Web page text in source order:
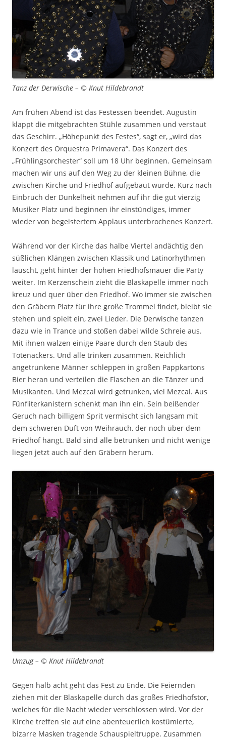
Tanz der Derwische – © Knut Hildebrandt
Am frühen Abend ist das Festessen beendet. Augustin
klappt die mitgebrachten Stühle zusammen und verstaut
das Geschirr. „Höhepunkt des Festes“, sagt er, „wird das
Konzert des Orquestra Primavera“. Das Konzert des
„Frühlingsorchester“ soll um 18 Uhr beginnen. Gemeinsam
machen wir uns auf den Weg zu der kleinen Bühne, die
zwischen Kirche und Friedhof aufgebaut wurde. Kurz nach
Einbruch der Dunkelheit nehmen auf ihr die gut vierzig
Musiker Platz und beginnen ihr einstündiges, immer
wieder von begeistertem Applaus unterbrochenes Konzert.
Während vor der Kirche das halbe Viertel andächtig den
süßlichen Klängen zwischen Klassik und Latinorhythmen
lauscht, geht hinter der hohen Friedhofsmauer die Party
weiter. Im Kerzenschein zieht die Blaskapelle immer noch
kreuz und quer über den Friedhof. Wo immer sie zwischen
den Gräbern Platz für ihre große Trommel findet, bleibt sie
stehen und spielt ein, zwei Lieder. Die Derwische tanzen
dazu wie in Trance und stoßen dabei wilde Schreie aus.
Mit ihnen walzen einige Paare durch den Staub des
Totenackers. Und alle trinken zusammen. Reichlich
angetrunkene Männer schleppen in großen Pappkartons
Bier heran und verteilen die Flaschen an die Tänzer und
Musikanten. Und Mezcal wird getrunken, viel Mezcal. Aus
Fünfliterkanistern schenkt man ihn ein. Sein beißender
Geruch nach billigem Sprit vermischt sich langsam mit
dem schweren Duft von Weihrauch, der noch über dem
Friedhof hängt. Bald sind alle betrunken und nicht wenige
liegen jetzt auch auf den Gräbern herum.
Umzug – © Knut Hildebrandt
Gegen halb acht geht das Fest zu Ende. Die Feiernden
ziehen mit der Blaskapelle durch das großes Friedhofstor,
welches für die Nacht wieder verschlossen wird. Vor der
Kirche treffen sie auf eine abenteuerlich kostümierte,
bizarre Masken tragende Schauspieltruppe. Zusammen